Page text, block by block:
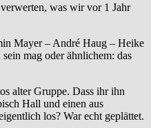
was wir vor 1 Jahr
Mayer – André Haug – Heike
mag oder ähnlichem: das
alter Gruppe. Dass ihr ihn
Hall und einen aus
los? War echt geplättet.